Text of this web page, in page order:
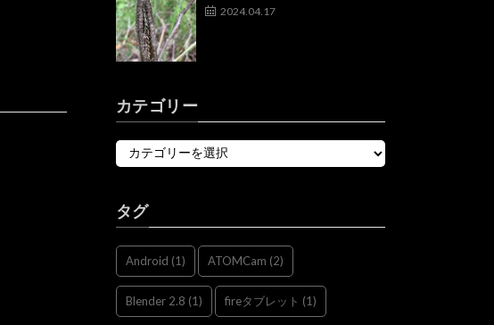
2024.04.17
カテゴリー
タグ
Android (1) ATOMCam (2)
Blender 2.8 (1) fireタブレット (1)